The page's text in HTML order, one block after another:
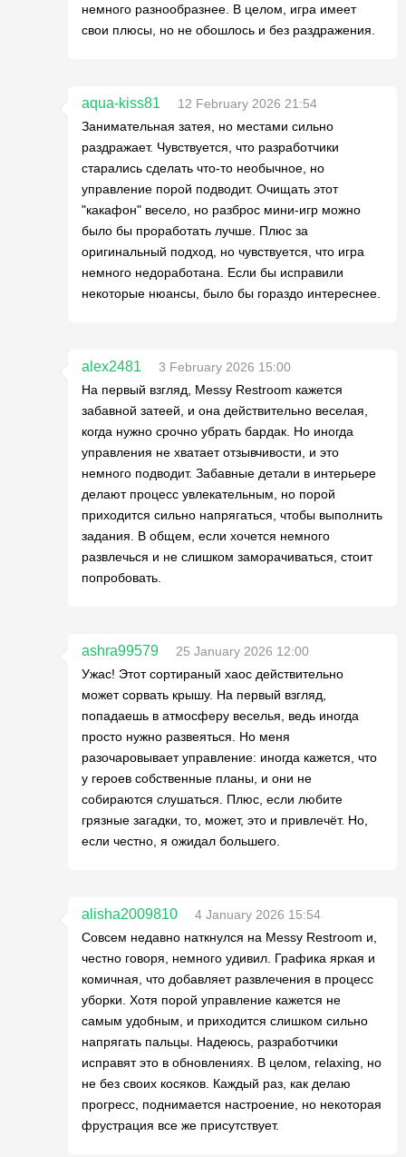
немного разнообразнее. В целом, игра имеет
свои плюсы, но не обошлось и без раздражения.
aqua-kiss81
12 February 2026 21:54
Занимательная затея, но местами сильно
раздражает. Чувствуется, что разработчики
старались сделать что-то необычное, но
управление порой подводит. Очищать этот
"какафон" весело, но разброс мини-игр можно
было бы проработать лучше. Плюс за
оригинальный подход, но чувствуется, что игра
немного недоработана. Если бы исправили
некоторые нюансы, было бы гораздо интереснее.
alex2481
3 February 2026 15:00
На первый взгляд, Messy Restroom кажется
забавной затеей, и она действительно веселая,
когда нужно срочно убрать бардак. Но иногда
управления не хватает отзывчивости, и это
немного подводит. Забавные детали в интерьере
делают процесс увлекательным, но порой
приходится сильно напрягаться, чтобы выполнить
задания. В общем, если хочется немного
развлечься и не слишком заморачиваться, стоит
попробовать.
ashra99579
25 January 2026 12:00
Ужас! Этот сортираный хаос действительно
может сорвать крышу. На первый взгляд,
попадаешь в атмосферу веселья, ведь иногда
просто нужно развеяться. Но меня
разочаровывает управление: иногда кажется, что
у героев собственные планы, и они не
собираются слушаться. Плюс, если любите
грязные загадки, то, может, это и привлечёт. Но,
если честно, я ожидал большего.
alisha2009810
4 January 2026 15:54
Совсем недавно наткнулся на Messy Restroom и,
честно говоря, немного удивил. Графика яркая и
комичная, что добавляет развлечения в процесс
уборки. Хотя порой управление кажется не
самым удобным, и приходится слишком сильно
напрягать пальцы. Надеюсь, разработчики
исправят это в обновлениях. В целом, relaxing, но
не без своих косяков. Каждый раз, как делаю
прогресс, поднимается настроение, но некоторая
фрустрация все же присутствует.